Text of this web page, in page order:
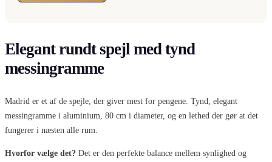
Elegant rundt spejl med tynd
messingramme
Madrid er et af de spejle, der giver mest for pengene. Tynd, elegant
messingramme i aluminium, 80 cm i diameter, og en lethed der gør at det
fungerer i næsten alle rum.
Hvorfor vælge det? Det er den perfekte balance mellem synlighed og